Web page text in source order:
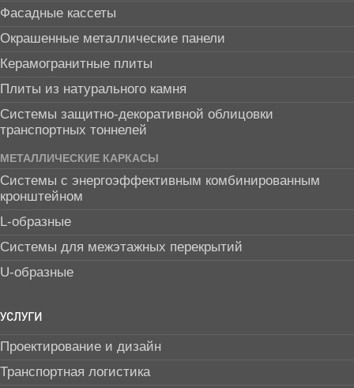
Фасадные кассеты
Окрашенные металлические панели
Керамогранитные плиты
Плиты из натурального камня
Системы защитно-декоративной облицовки
транспортных тоннелей
МЕТАЛЛИЧЕСКИЕ КАРКАСЫ
Системы с энергоэффективным комбинированным
кронштейном
L-образные
Системы для межэтажных перекрытий
U-образные
УСЛУГИ
Проектирование и дизайн
Транспортная логистика